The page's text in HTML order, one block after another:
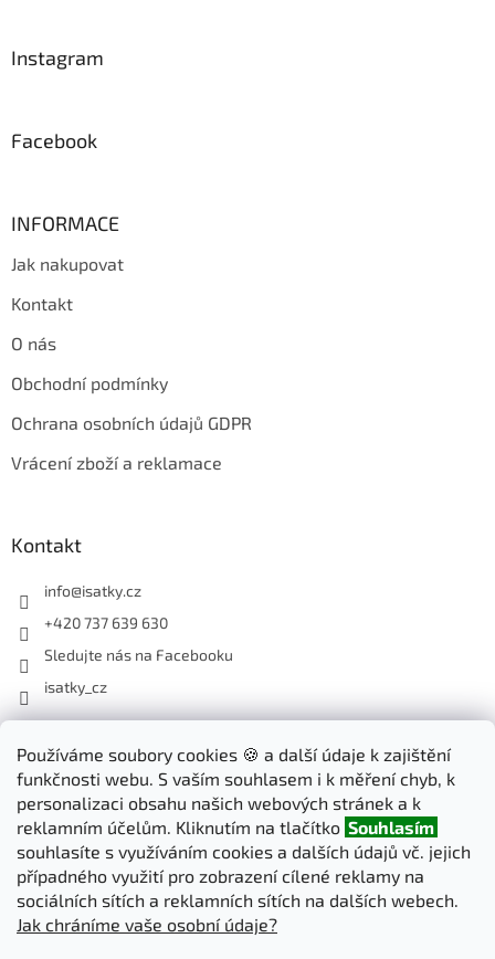
Používáme soubory cookies 🍪 a další údaje k zajištění
funkčnosti webu. S vaším souhlasem i k měření chyb, k
personalizaci obsahu našich webových stránek a k
reklamním účelům. Kliknutím na tlačítko Souhlasím
souhlasíte s využíváním cookies a dalších údajů vč. jejich
případného využití pro zobrazení cílené reklamy na
sociálních sítích a reklamních sítích na dalších webech.
Jak chráníme vaše osobní údaje?
Instagram
Facebook
INFORMACE
Jak nakupovat
Kontakt
O nás
Obchodní podmínky
Ochrana osobních údajů GDPR
Vrácení zboží a reklamace
Kontakt
info@isatky.cz
+420 737 639 630
Sledujte nás na Facebooku
isatky_cz
Odebírat newsletter
Vložte svůj e-mail a my vám budeme zasílat informace o nových
produktech na našem e-shopu.
E-mail
PŘIHLÁSIT SE